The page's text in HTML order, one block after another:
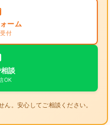
ーム
付
談
OK
。安心してご相談ください。